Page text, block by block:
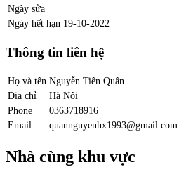
Ngày sửa
Ngày hết hạn 19-10-2022
Thông tin liên hệ
Họ và tên Nguyễn Tiến Quân
Địa chỉ
Hà Nội
Phone
0363718916
Email
quannguyenhx1993@gmail.com
Nhà cùng khu vực